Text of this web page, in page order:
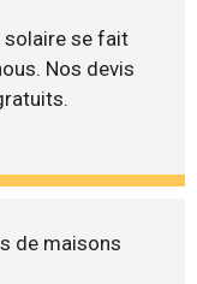
solaire se fait
Nos devis